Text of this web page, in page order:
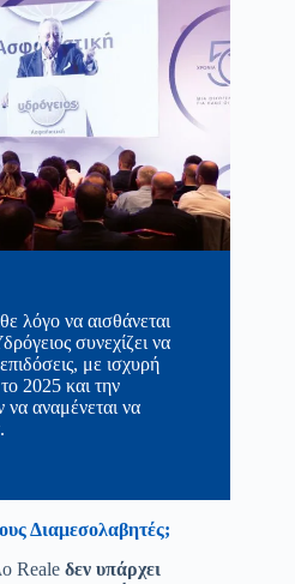
λόγο να αισθάνεται
συνεχίζει να
με ισχυρή
2025 και την
αναμένεται να
Διαμεσολαβητές;
Reale δεν υπάρχει